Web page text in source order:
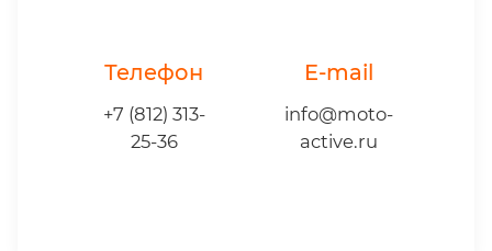
Телефон
+7 (812) 313-
25-36
E-mail
info@moto-
active.ru